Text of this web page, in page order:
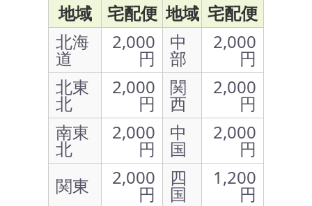
地域
宅配便 地域 宅配便
北海
道
2,000
円
中
部
2,000
円
北東
北
2,000
円
関
西
2,000
円
南東
北
2,000
円
中
国
2,000
円
関東
2,000
円
四
国
1,200
円